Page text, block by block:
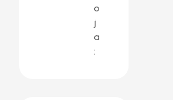
o
j
a
: